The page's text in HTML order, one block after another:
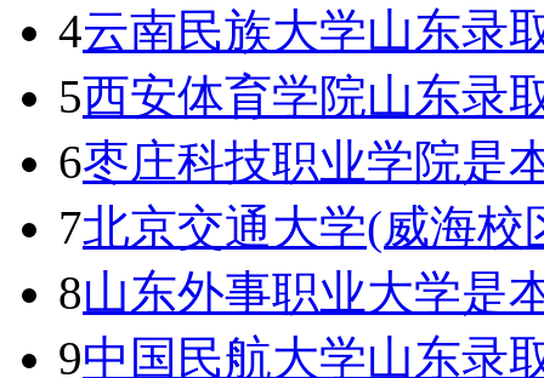
4云南民族大学山东录
5西安体育学院山东录
6枣庄科技职业学院是
7北京交通大学(威海
8山东外事职业大学是
9中国民航大学山东录